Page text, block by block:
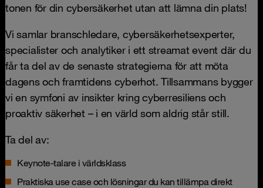
tonen för din cybersäkerhet utan att lämna din plats!
Vi samlar branschledare, cybersäkerhetsexperter,
specialister och analytiker i ett streamat event där du
får ta del av de senaste strategierna för att möta
dagens och framtidens cyberhot. Tillsammans bygger
vi en symfoni av insikter kring cyberresiliens och
proaktiv säkerhet – i en värld som aldrig står still.
Ta del av:
Keynote-talare i världsklass
Praktiska use case och lösningar du kan tillämpa direkt